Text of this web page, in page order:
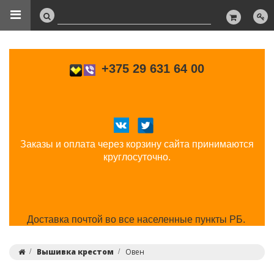
+375 29 631 64 00
Заказы и оплата через корзину сайта принимаются
круглосуточно.
Доставка почтой во все населенные пункты РБ.
Вышивка крестом Овен